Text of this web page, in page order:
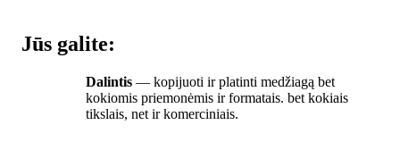
Jūs galite:
Dalintis — kopijuoti ir platinti medžiagą bet
kokiomis priemonėmis ir formatais. bet kokiais
tikslais, net ir komerciniais.